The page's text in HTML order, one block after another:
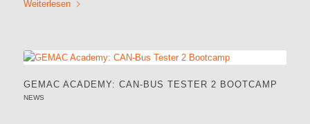
Weiterlesen
GEMAC ACADEMY: CAN-BUS TESTER 2 BOOTCAMP
NEWS